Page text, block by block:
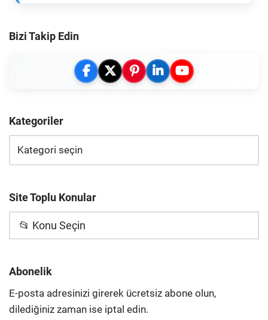
Bizi Takip Edin
Kategoriler
Site Toplu Konular
📂 Konu Seçin
Abonelik
E-posta adresinizi girerek ücretsiz abone olun,
dilediğiniz zaman ise iptal edin.